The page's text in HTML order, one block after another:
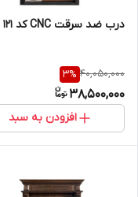
درب ضد سرقت CNC کد 121
40,050,000
3%
38,500,000
افزودن به سبد